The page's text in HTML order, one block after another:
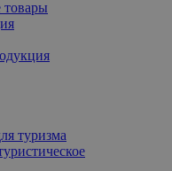
туризма